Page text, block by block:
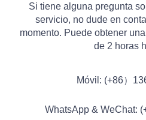
Si tiene alguna pregunta
servicio, no dude en
momento. Puede obtener
de 2 horas
Móvil: (+86）
WhatsApp & WeChat: